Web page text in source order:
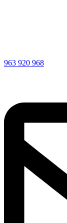
963 920 968